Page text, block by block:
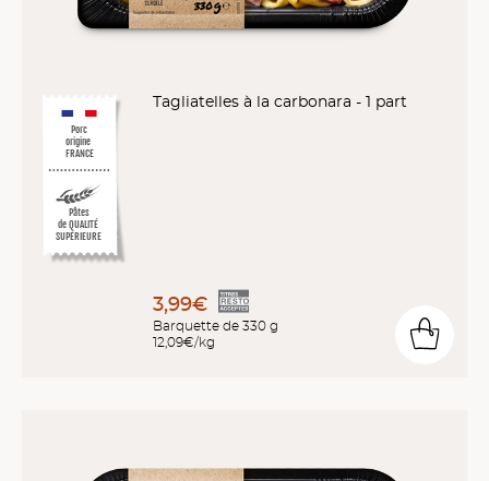
Porc
origine
FRANCE
Pâtes
de QUALITÉ
SUPÉRIEURE
Tagliatelles à la carbonara - 1 part
3,99€
Barquette de 330 g
12,09€/kg